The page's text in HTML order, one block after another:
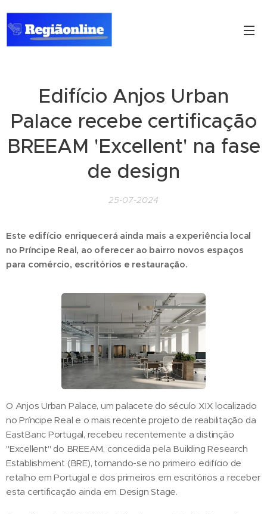
Edifício Anjos Urban
Palace recebe certificação
BREEAM 'Excellent' na fase
de design
25-07-2024
Este edifício enriquecerá ainda mais a experiência local
no Príncipe Real, ao oferecer ao bairro novos espaços
para comércio, escritórios e restauração.
O Anjos Urban Palace, um palacete do século XIX localizado
no Príncipe Real e o mais recente projeto de reabilitação da
EastBanc Portugal, recebeu recentemente a distinção
"Excellent" do BREEAM, concedida pela Building Research
Establishment (BRE), tornando-se no primeiro edifício de
retalho em Portugal e dos primeiros em escritórios a receber
esta certificação ainda em Design Stage.